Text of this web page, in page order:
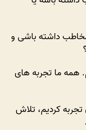
داشته باشی و
همه ما تجربه های
کردیم، تلاش